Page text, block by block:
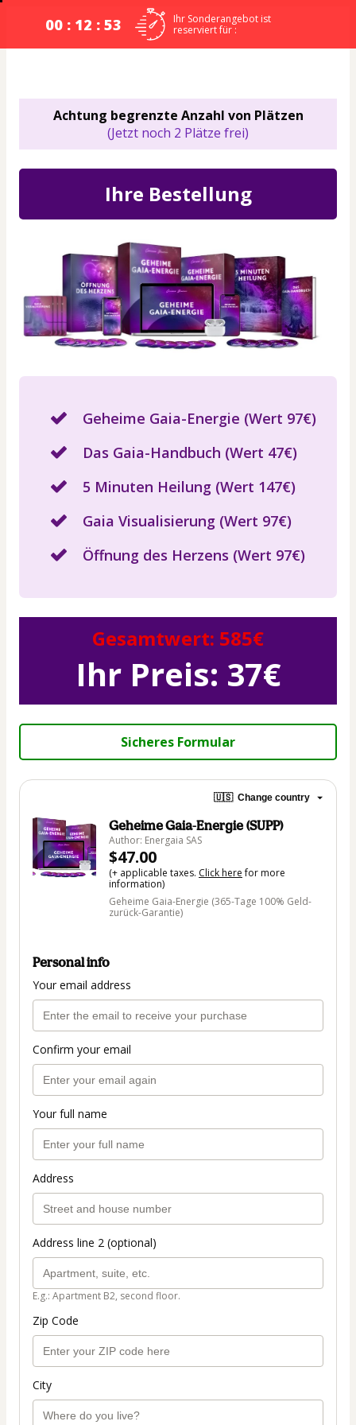
00 : 12 : 52
Ihr Sonderangebot ist
reserviert für :
Achtung begrenzte Anzahl von Plätzen
(Jetzt noch 2 Plätze frei)
Ihre Bestellung
Geheime Gaia-Energie (Wert 97€)
Das Gaia-Handbuch (Wert 47€)
5 Minuten Heilung (Wert 147€)
Gaia Visualisierung (Wert 97€)
Öffnung des Herzens (Wert 97€)
Gesamtwert: 585€
Ihr Preis: 37€
Sicheres Formular
🇺🇸 Change country
Geheime Gaia-Energie (SUPP)
Author: Energaia SAS
$47.00
(+ applicable taxes. Click herefor more
information)
Geheime Gaia-Energie (365-Tage 100% Geld-
zurück-Garantie)
Personal info
Your email address
Confirm your email
Your full name
Address
Address line 2 (optional)
E.g.: Apartment B2, second floor.
Zip Code
City